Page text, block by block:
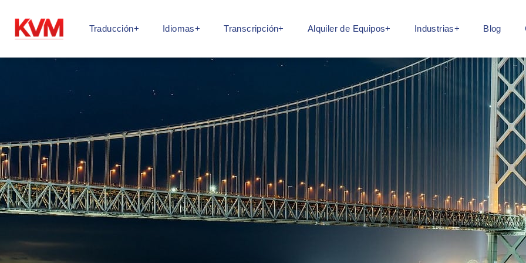
Traducción+ Idiomas+ Transcripción+ Alquiler de Equipos+ Industrias+ Blog